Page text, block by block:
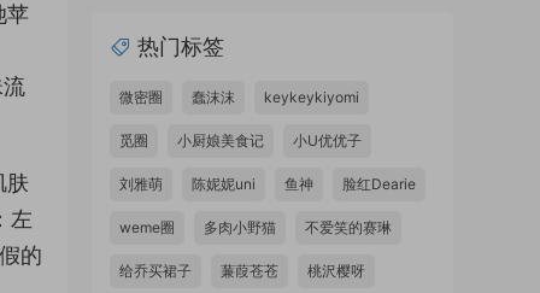
苹
肤
左
的
热门标签
微密圈 蠢沫沫 keykeykiyomi
觅圈 小厨娘美食记 小U优优子
刘雅萌 陈妮妮uni 鱼神 脸红Dearie
weme圈 多肉小野猫 不爱笑的赛琳
给乔买裙子 蒹葭苍苍 桃沢樱呀